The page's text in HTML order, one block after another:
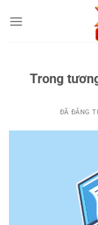
đến
Trong
ĐÃ ĐĂNG